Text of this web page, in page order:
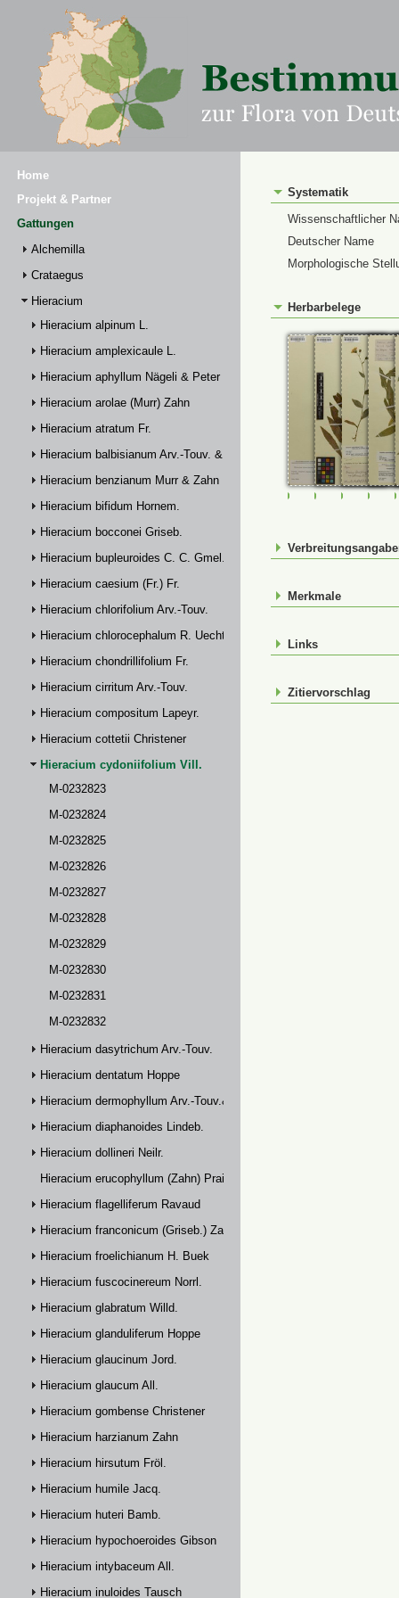
Home
Projekt & Partner
Gattungen
Alchemilla
Crataegus
Hieracium
Hieracium alpinum L.
Hieracium amplexicaule L.
Hieracium aphyllum Nägeli & Peter
Hieracium arolae (Murr) Zahn
Hieracium atratum Fr.
Hieracium balbisianum Arv.-Touv. & Briq.
Hieracium benzianum Murr & Zahn
Hieracium bifidum Hornem.
Hieracium bocconei Griseb.
Hieracium bupleuroides C. C. Gmel.
Hieracium caesium (Fr.) Fr.
Hieracium chlorifolium Arv.-Touv.
Hieracium chlorocephalum R. Uechtr.
Hieracium chondrillifolium Fr.
Hieracium cirritum Arv.-Touv.
Hieracium compositum Lapeyr.
Hieracium cottetii Christener
Hieracium cydoniifolium Vill.
M-0232823
M-0232824
M-0232825
M-0232826
M-0232827
M-0232828
M-0232829
M-0232830
M-0232831
M-0232832
Hieracium dasytrichum Arv.-Touv.
Hieracium dentatum Hoppe
Hieracium dermophyllum Arv.-Touv.& Briq.
Hieracium diaphanoides Lindeb.
Hieracium dollineri Neilr.
Hieracium erucophyllum (Zahn) Prain
Hieracium flagelliferum Ravaud
Hieracium franconicum (Griseb.) Zahn
Hieracium froelichianum H. Buek
Hieracium fuscocinereum Norrl.
Hieracium glabratum Willd.
Hieracium glanduliferum Hoppe
Hieracium glaucinum Jord.
Hieracium glaucum All.
Hieracium gombense Christener
Hieracium harzianum Zahn
Hieracium hirsutum Fröl.
Hieracium humile Jacq.
Hieracium huteri Bamb.
Hieracium hypochoeroides Gibson
Hieracium intybaceum All.
Hieracium inuloides Tausch
Systematik
Wissenschaftlicher
Deutscher Name
Morphologische
Herbarbelege
M-0232823M-0232824
M- M-
Merkmale
Links
Zitiervorschlag